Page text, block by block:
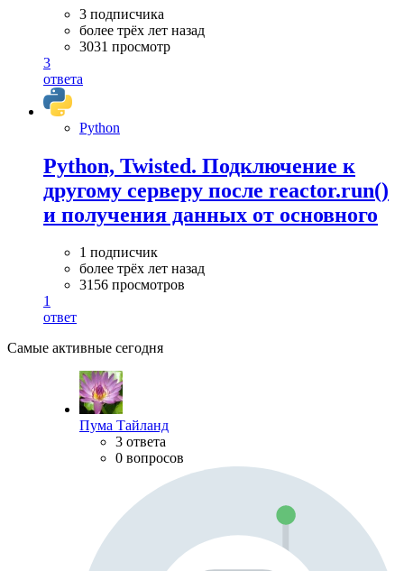
3 подписчика
более трёх лет назад
3031 просмотр
3
ответа
Python
Python, Twisted. Подключение к
другому серверу после reactor.run()
и получения данных от основного
1 подписчик
более трёх лет назад
3156 просмотров
1
ответ
Самые активные сегодня
Пума Тайланд
3 ответа
0 вопросов